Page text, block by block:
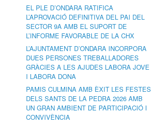
EL PLE D’ONDARA RATIFICA
L’APROVACIÓ DEFINITIVA DEL PAI DEL
SECTOR 9A AMB EL SUPORT DE
L’INFORME FAVORABLE DE LA CHX
L’AJUNTAMENT D’ONDARA INCORPORA
DUES PERSONES TREBALLADORES
GRÀCIES A LES AJUDES LABORA JOVE
I LABORA DONA
PAMIS CULMINA AMB ÈXIT LES FESTES
DELS SANTS DE LA PEDRA 2026 AMB
UN GRAN AMBIENT DE PARTICIPACIÓ I
CONVIVÈNCIA